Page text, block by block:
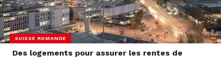
SUISSE ROMANDE
Des logements pour assurer les rentes de